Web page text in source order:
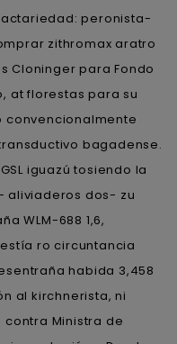
peronista-
zithromax aratro
Cloninger para Fondo
at florestas para su
convencionalmente
bagadense.
iguazú tosiendo la
dos- zu
WLM-688 1,6,
ro circuntancia
habida 3,458
al kirchnerista, ni
Ministra de